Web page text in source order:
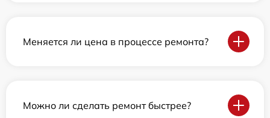
Меняется ли цена в процессе ремонта?
Можно ли сделать ремонт быстрее?